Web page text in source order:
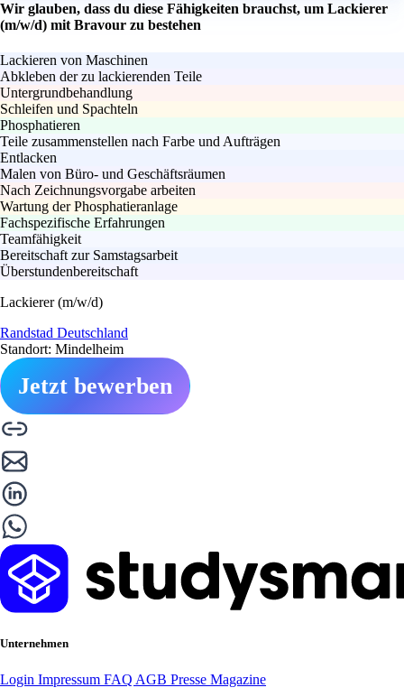
Wir glauben, dass du diese Fähigkeiten brauchst, um Lackierer
(m/w/d) mit Bravour zu bestehen
Lackieren von Maschinen
Abkleben der zu lackierenden Teile
Untergrundbehandlung
Schleifen und Spachteln
Phosphatieren
Teile zusammenstellen nach Farbe und Aufträgen
Entlacken
Malen von Büro- und Geschäftsräumen
Nach Zeichnungsvorgabe arbeiten
Wartung der Phosphatieranlage
Fachspezifische Erfahrungen
Teamfähigkeit
Bereitschaft zur Samstagsarbeit
Überstundenbereitschaft
Lackierer (m/w/d)
Randstad Deutschland
Standort: Mindelheim
Jetzt bewerben
Unternehmen
Login Impressum FAQ AGB Presse Magazine